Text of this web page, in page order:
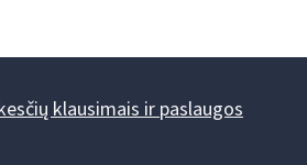
klausimais ir paslaugos